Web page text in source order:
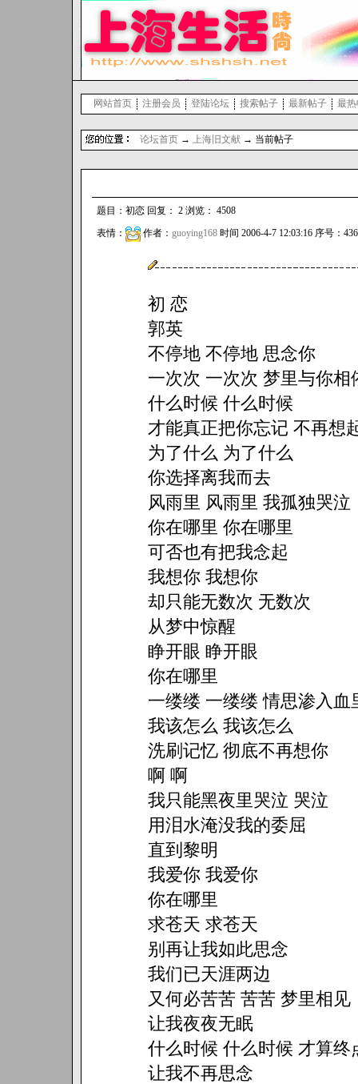
网站首页 注册会员 登陆论坛 搜索帖子 最新帖子 最
论坛首页 → 上海旧文献 → 当前帖子
题目：初恋 回复： 2 浏览： 4508
表情： 作者： guoying168 时间 2006-4-7 12:03:16 序号：436
初 恋
郭英
不停地 不停地 思念你
一次次 一次次 梦里与你相
什么时候 什么时候
才能真正把你忘记 不再想
为了什么 为了什么
你选择离我而去
风雨里 风雨里 我孤独哭泣
你在哪里 你在哪里
可否也有把我念起
我想你 我想你
却只能无数次 无数次
从梦中惊醒
睁开眼 睁开眼
你在哪里
一缕缕 一缕缕 情思渗入血
我该怎么 我该怎么
洗刷记忆 彻底不再想你
啊 啊
我只能黑夜里哭泣 哭泣
用泪水淹没我的委屈
直到黎明
我爱你 我爱你
你在哪里
求苍天 求苍天
别再让我如此思念
我们已天涯两边
又何必苦苦 苦苦 梦里相见
让我夜夜无眠
什么时候 什么时候 才算终
让我不再思念